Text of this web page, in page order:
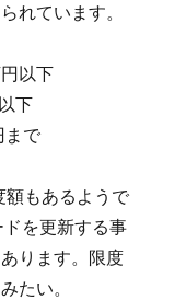
れています。
以下
下
まで
額もあるようで
を更新する事
ります。限度
たい。